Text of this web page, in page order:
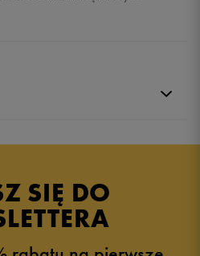
5.0
przez
SIĘ DO